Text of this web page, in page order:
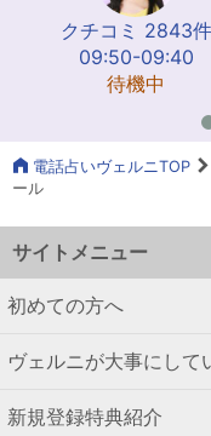
クチコミ 2843件
09:50-09:40
待機中
電話占いヴェルニTOP
ール
サイトメニュー
初めての方へ
ヴェルニが大事にして
新規登録特典紹介